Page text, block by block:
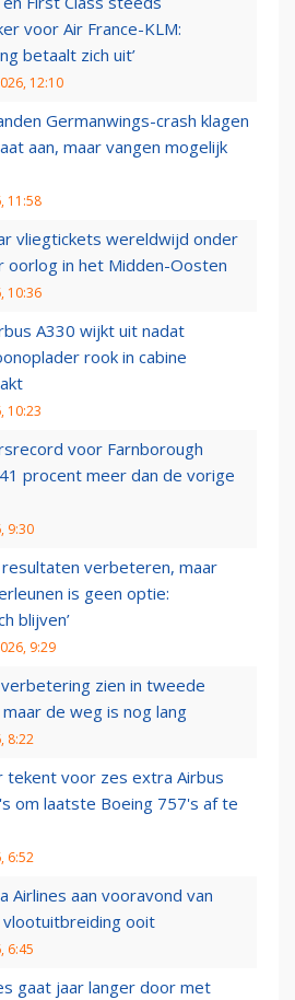
voor Air France-KLM:
betaalt zich uit’
12:10
Germanwings-crash klagen
aan, maar vangen mogelijk
11:58
vliegtickets wereldwijd onder
oorlog in het Midden-Oosten
10:36
A330 wijkt uit nadat
rook in cabine
10:23
voor Farnborough
procent meer dan de vorige
9:30
verbeteren, maar
is geen optie:
blijven’
9:29
zien in tweede
de weg is nog lang
8:22
tekent voor zes extra Airbus
om laatste Boeing 757's af te
6:52
Airlines aan vooravond van
ooit
6:45
gaat jaar langer door met